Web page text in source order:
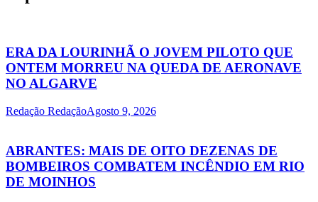
ERA DA LOURINHÃ O JOVEM PILOTO QUE
ONTEM MORREU NA QUEDA DE AERONAVE
NO ALGARVE
Redação RedaçãoAgosto 9, 2026
ABRANTES: MAIS DE OITO DEZENAS DE
BOMBEIROS COMBATEM INCÊNDIO EM RIO
DE MOINHOS